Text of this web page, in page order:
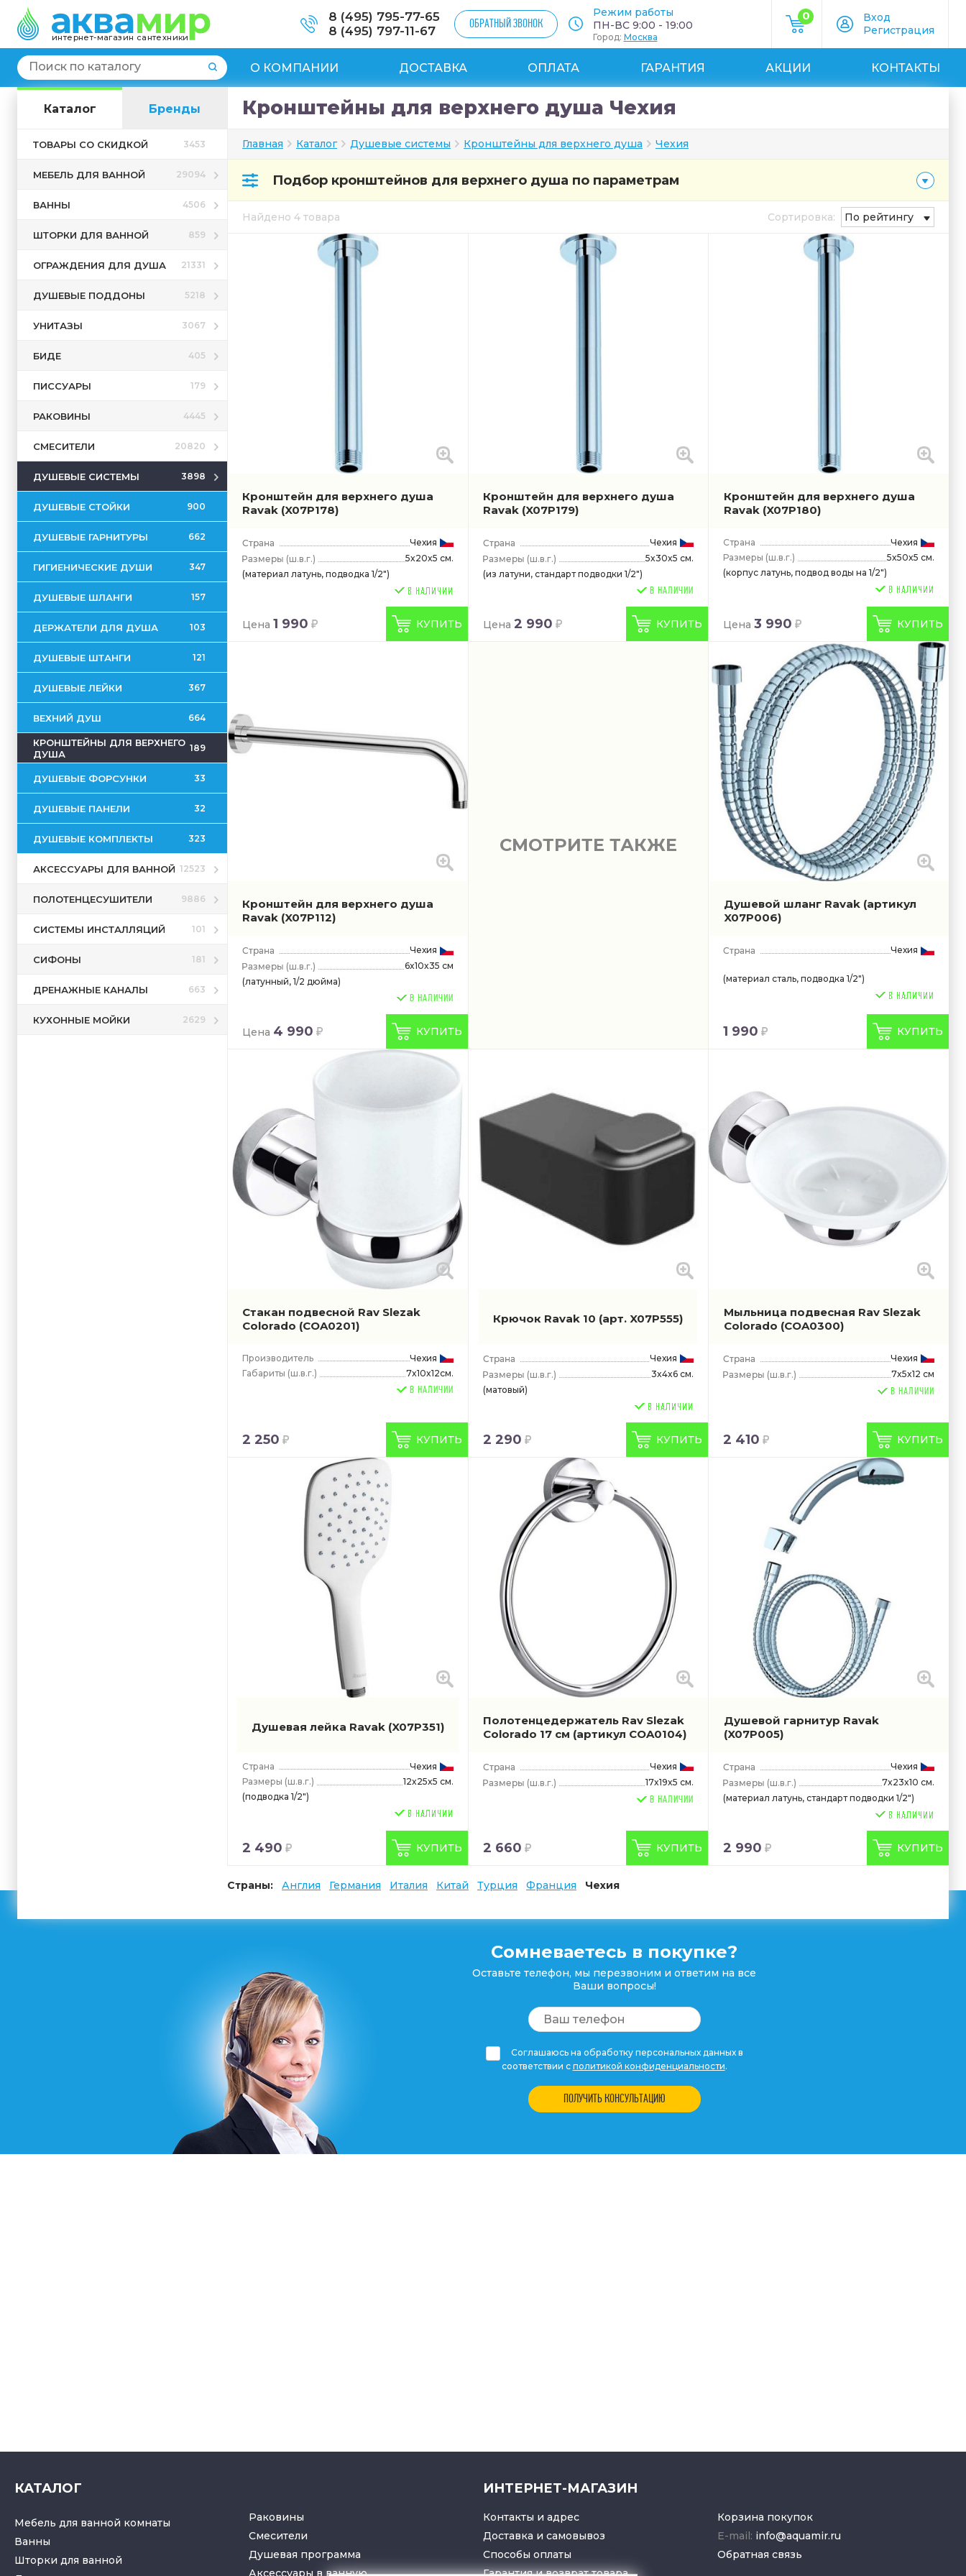
интернет-магазин сантехники
8 (495) 795-77-65
8 (495) 797-11-67
ОБРАТНЫЙ ЗВОНОК
Режим работы
ПН-ВС 9:00 - 19:00
Город: Москва
0
Вход
Регистрация
О КОМПАНИИ ДОСТАВКА ОПЛАТА ГАРАНТИЯ АКЦИИ КОНТАКТЫ
Каталог Бренды
ТОВАРЫ СО СКИДКОЙ 3453
МЕБЕЛЬ ДЛЯ ВАННОЙ 29094
ВАННЫ 4506
ШТОРКИ ДЛЯ ВАННОЙ 859
ОГРАЖДЕНИЯ ДЛЯ ДУША 21331
ДУШЕВЫЕ ПОДДОНЫ 5218
УНИТАЗЫ 3067
БИДЕ 405
ПИССУАРЫ 179
РАКОВИНЫ 4445
СМЕСИТЕЛИ 20820
ДУШЕВЫЕ СИСТЕМЫ 3898
ДУШЕВЫЕ СТОЙКИ 900
ДУШЕВЫЕ ГАРНИТУРЫ 662
ГИГИЕНИЧЕСКИЕ ДУШИ 347
ДУШЕВЫЕ ШЛАНГИ 157
ДЕРЖАТЕЛИ ДЛЯ ДУША 103
ДУШЕВЫЕ ШТАНГИ 121
ДУШЕВЫЕ ЛЕЙКИ 367
ВЕХНИЙ ДУШ 664
КРОНШТЕЙНЫ ДЛЯ ВЕРХНЕГО
ДУША
189
ДУШЕВЫЕ ФОРСУНКИ 33
ДУШЕВЫЕ ПАНЕЛИ 32
ДУШЕВЫЕ КОМПЛЕКТЫ 323
АКСЕССУАРЫ ДЛЯ ВАННОЙ 12523
ПОЛОТЕНЦЕСУШИТЕЛИ 9886
СИСТЕМЫ ИНСТАЛЛЯЦИЙ 101
СИФОНЫ 181
ДРЕНАЖНЫЕ КАНАЛЫ 663
КУХОННЫЕ МОЙКИ 2629
Кронштейны для верхнего душа Чехия
Главная Каталог Душевые системы Кронштейны для верхнего душа Чехия
Подбор кронштейнов для верхнего душа по параметрам
Найдено 4 товара Сортировка: По рейтингу
Кронштейн для верхнего душа
Ravak (X07P178)
Чехия
(ш.в.г.)
5x20x5 см.
(материал латунь, подводка 1/2")
Цена 1 990 КУПИТЬ
Кронштейн для верхнего душа
Ravak (X07P179)
Чехия
(ш.в.г.)
5x30x5 см.
(из латуни, стандарт подводки 1/2")
В НАЛИЧИИ
Цена 2 990 КУПИТЬ
Кронштейн для верхнего душа
Ravak (X07P180)
Страна
Чехия
Размеры (ш.в.г.)
5x50x5 см.
(корпус латунь, подвод воды на 1/2")
Цена 3 990 КУПИТЬ
Кронштейн для верхнего душа
Ravak (X07P112)
Чехия
(ш.в.г.)
6x10x35 см
(латунный, 1/2 дюйма)
В НАЛИЧИИ
Цена 4 990 КУПИТЬ
СМОТРИТЕ ТАКЖЕ
Душевой шланг Ravak (артикул
X07P006)
Чехия
(материал сталь, подводка 1/2")
1 990 КУПИТЬ
Стакан подвесной Rav Slezak
Colorado (COA0201)
Производитель
Чехия
Габариты (ш.в.г.)
7x10x12см.
В НАЛИЧИИ
2 250 КУПИТЬ
Крючок Ravak 10 (арт. X07P555)
Чехия
(ш.в.г.)
3x4x6 см.
(матовый)
2 290 КУПИТЬ
Мыльница подвесная Rav Slezak
Colorado (COA0300)
Чехия
(ш.в.г.)
7x5x12 см
В НАЛИЧИИ
2 410 КУПИТЬ
Душевая лейка Ravak (X07P351)
Страна
Чехия
Размеры (ш.в.г.)
12x25x5 см.
(подводка 1/2")
2 490 КУПИТЬ
Полотенцедержатель Rav Slezak
Colorado 17 см (артикул COA0104)
Чехия
(ш.в.г.)
17x19x5 см.
В НАЛИЧИИ
2 660 КУПИТЬ
Душевой гарнитур Ravak
(X07P005)
Чехия
(ш.в.г.)
7x23x10 см.
(материал латунь, стандарт подводки 1/2")
2 990 КУПИТЬ
Страны: Англия Германия Италия Китай Турция Франция Чехия
Сомневаетесь в покупке?
Оставьте телефон, мы перезвоним и ответим на все
Ваши вопросы!
Соглашаюсь на обработку персональных данных в
соответствии с политикой конфиденциальности.
ПОЛУЧИТЬ КОНСУЛЬТАЦИЮ
КАТАЛОГ
Мебель для ванной комнаты
Ванны
Шторки для ванной
Раковины
Смесители
Душевая программа
Аксессуары в ванную
ИНТЕРНЕТ-МАГАЗИН
Контакты и адрес
Доставка и самовывоз
Способы оплаты
Гарантия и возврат товара
Корзина покупок
E-mail: info@aquamir.ru
Обратная связь